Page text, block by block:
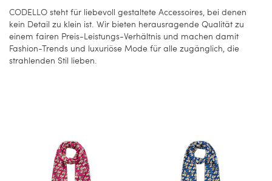
CODELLO steht für liebevoll gestaltete Accessoires, bei denen
kein Detail zu klein ist. Wir bieten herausragende Qualität zu
einem fairen Preis-Leistungs-Verhältnis und machen damit
Fashion-Trends und luxuriöse Mode für alle zugänglich, die
strahlenden Stil lieben.